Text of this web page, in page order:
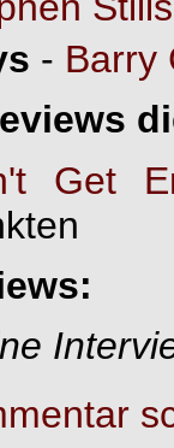
- Barry
Get